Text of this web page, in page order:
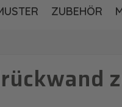
ZUBEHÖR